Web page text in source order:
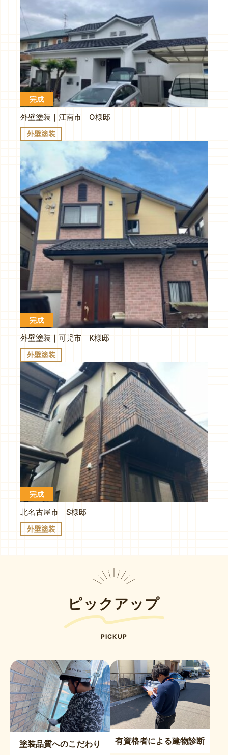
完成
外壁塗装｜江南市｜O様邸
外壁塗装
完成
外壁塗装｜可児市｜K様邸
外壁塗装
完成
北名古屋市 S様邸
外壁塗装
ピックアップ
PICKUP
塗装品質へのこだわり 有資格者による建物診断